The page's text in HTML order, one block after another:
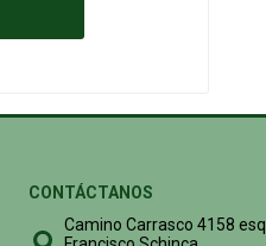
CONTÁCTANOS
Camino Carrasco 4158 esq.